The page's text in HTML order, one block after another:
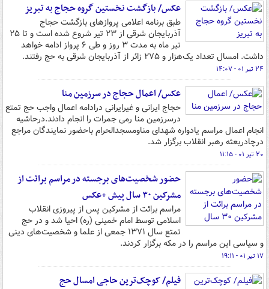
عکس/ بازگشت نخستین گروه حجاج به تبریز
طبق برنامه اعلامی پروازهای بازگشت حجاج
آذربایجان شرقی از ۲۳ تیر شروع شده است و تا ۲۵
تیر ماه به مدت ۳ روز و طی ۶ پرواز ادامه خواهد
داشت. امسال تعداد یک‌هزار و ۲۷۵ زائر از آذربایجان شرقی به حج رفتند.
۲۴ تیر ۰۱ - ۱۴:۰۷
عکس/ اعمال حجاج در سرزمین منا
حجاج ایرانی و غیرایرانی درادامه اعمال واجب حج تمتع
درسرزمین منا رمی جمرات را انجام دادند.درحاشیه
انجام اعمال مراسم یادواره شهدای مناومسجدالحرام باحضور نمایندگان مراجع
درچادربعثه رهبر انقلاب برگزار شد.
۲۰ تیر ۰۱ - ۱۱:۱۵
حضور شخصیت‌های برجسته در مراسم برائت از
مشرکین ۳۰ سال پیش +عکس
مراسم برائت از مشرکین پس از پیروزی انقلاب
اسلامی توسط امام خمینی (ره) احیا شد و در حج
تمتع سال ۱۳۷۱ جمعی از علما و شخصیت‌های دینی
و سیاسی این مراسم را در مکه برگزار کردند.
۱۷ تیر ۰۱ - ۱۹:۱۱
فیلم/ کوچک‌ترین حاجی امسال حج